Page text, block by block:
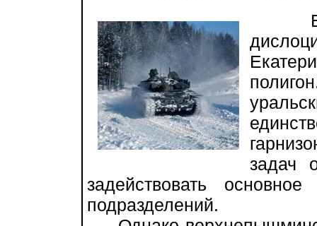
Еще
задач
задействовать
подразделений.